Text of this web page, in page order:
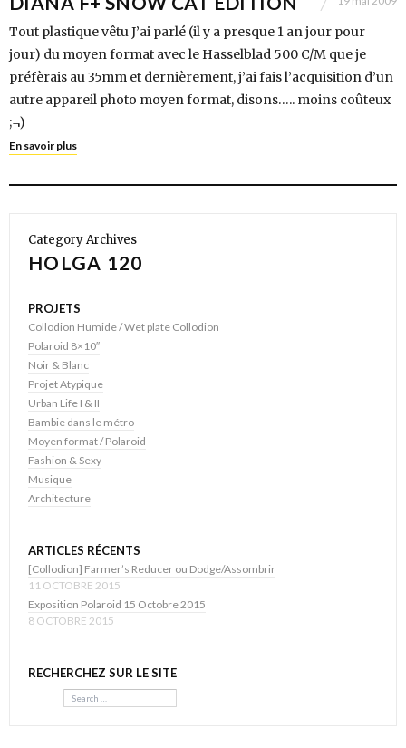
Tout plastique vêtu J’ai parlé (il y a presque 1 an jour pour
jour) du moyen format avec le Hasselblad 500 C/M que je
préfèrais au 35mm et dernièrement, j’ai fais l’acquisition d’un
autre appareil photo moyen format, disons….. moins coûteux
;¬)
En savoir plus
Category Archives
HOLGA 120
PROJETS
Collodion Humide / Wet plate Collodion
Polaroid 8×10″
Noir & Blanc
Projet Atypique
Urban Life I & II
Bambie dans le métro
Moyen format / Polaroid
Fashion & Sexy
Musique
Architecture
ARTICLES RÉCENTS
[Collodion] Farmer’s Reducer ou Dodge/Assombrir
11 OCTOBRE 2015
Exposition Polaroid 15 Octobre 2015
8 OCTOBRE 2015
RECHERCHEZ SUR LE SITE
Search